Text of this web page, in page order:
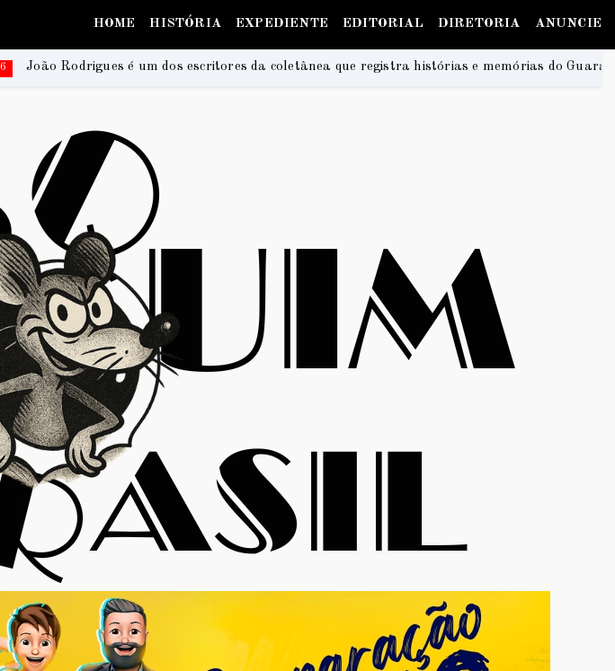
HOME HISTÓRIA EXPEDIENTE EDITORIAL DIRETORIA ANUNCIE
escritores da coletânea que registra histórias e memórias do Guará 2026 Na Praia